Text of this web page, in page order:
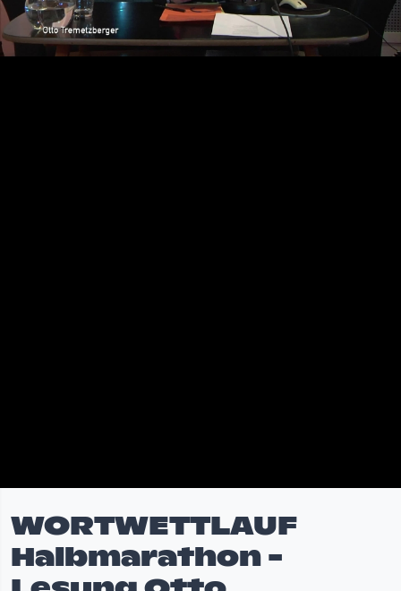
WORTWETTLAUF
Halbmarathon -